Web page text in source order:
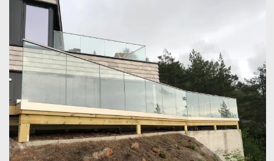
Pro-Evo